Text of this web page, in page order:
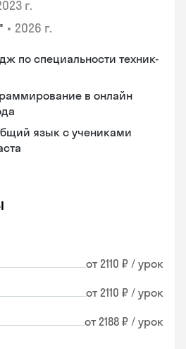
г.
• 2026 г.
по специальности техник-
в онлайн
язык с учениками
от 2110 ₽ / урок
от 2110 ₽ / урок
от 2188 ₽ / урок